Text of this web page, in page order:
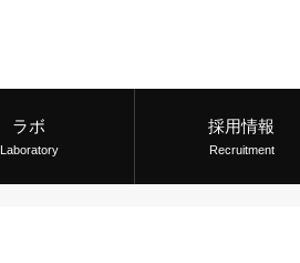
ラボ
Laboratory
採用情報
Recruitment